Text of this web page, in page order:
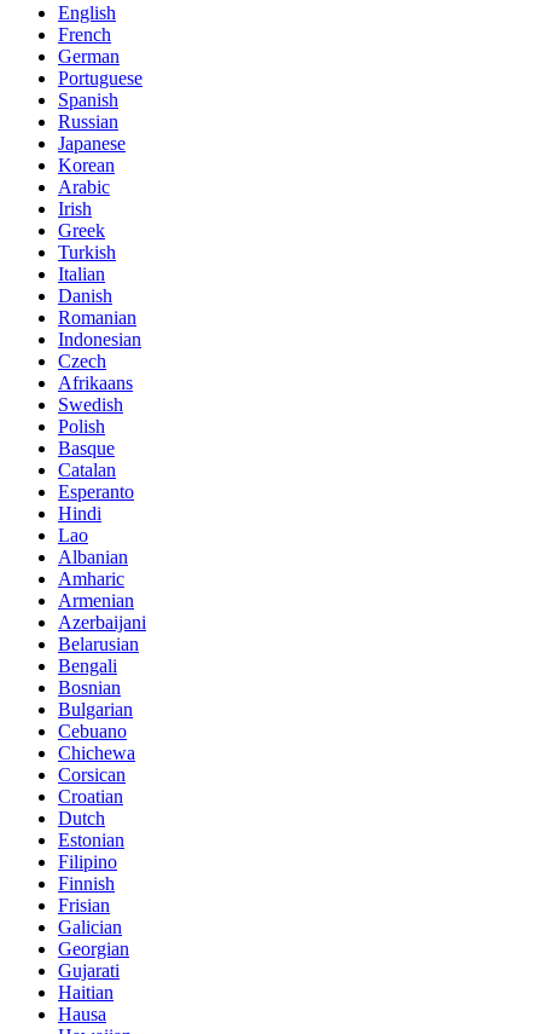
English
French
German
Portuguese
Spanish
Russian
Japanese
Korean
Arabic
Irish
Greek
Turkish
Italian
Danish
Romanian
Indonesian
Czech
Afrikaans
Swedish
Polish
Basque
Catalan
Esperanto
Hindi
Lao
Albanian
Amharic
Armenian
Azerbaijani
Belarusian
Bengali
Bosnian
Bulgarian
Cebuano
Chichewa
Corsican
Croatian
Dutch
Estonian
Filipino
Finnish
Frisian
Galician
Georgian
Gujarati
Haitian
Hausa